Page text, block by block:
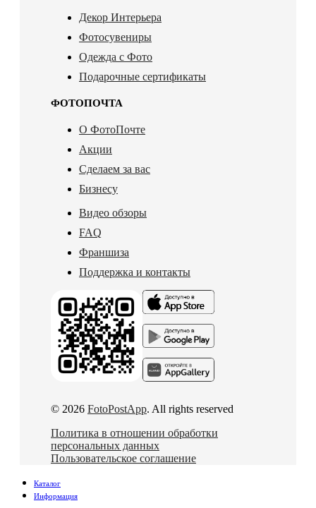
Декор Интерьера
Фотосувениры
Одежда с Фото
Подарочные сертификаты
ФОТОПОЧТА
О ФотоПочте
Акции
Сделаем за вас
Бизнесу
Видео обзоры
FAQ
Франшиза
Поддержка и контакты
© 2026 FotoPostApp. All rights reserved
Политика в отношении обработки
персональных данных
Пользовательское соглашение
Каталог
Информация